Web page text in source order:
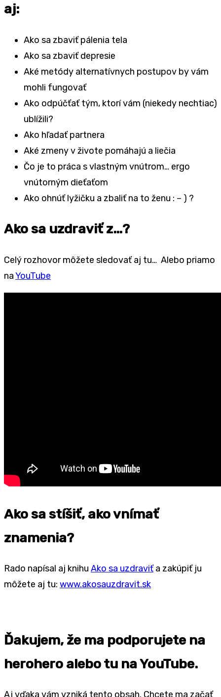
aj:
Ako sa zbaviť pálenia tela
Ako sa zbaviť depresie
Aké metódy alternatívnych postupov by vám
mohli fungovať
Ako odpúčťať tým, ktorí vám (niekedy nechtiac)
ublížili?
Ako hľadať partnera
Aké zmeny v živote pomáhajú a liečia
Čo je to práca s vlastným vnútrom… ergo
vnútorným dieťaťom
Ako ohnúť lyžičku a zbaliť na to ženu : – ) ?
Ako sa uzdraviť z…?
Celý rozhovor môžete sledovať aj tu… Alebo priamo
naYouTube
Ako sa stíšiť, ako vnímať
znamenia?
Rado napísal aj knihu Ako sa uzdraviťa zakúpiť ju
môžete aj tu: www.akosauzdravit.sk
Ďakujem, že ma podporujete na
herohero alebo tu na YouTube.
Aj vďaka vám vzniká tento obsah. Chcete ma začať